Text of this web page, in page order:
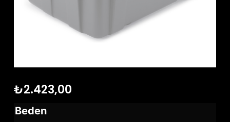
₺2.423,00
Beden